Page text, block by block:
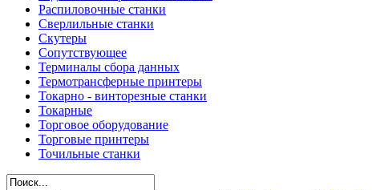
Распиловочные станки
Сверлильные станки
Скутеры
Сопутствующее
Терминалы сбора данных
Термотрансферные принтеры
Токарно - винторезные станки
Токарные
Торговое оборудование
Торговые принтеры
Точильные станки